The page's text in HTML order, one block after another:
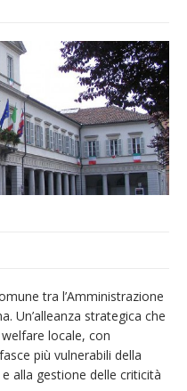
di Vercelli introduce
all’utilizzo dell’acqua
Barone: si estende il
il rifugio e chiusi tutti i
a Vercelli
Marco Arnolfo
tra l’Amministrazione
Un’alleanza strategica che
locale, con
più vulnerabili della
alla gestione delle criticità